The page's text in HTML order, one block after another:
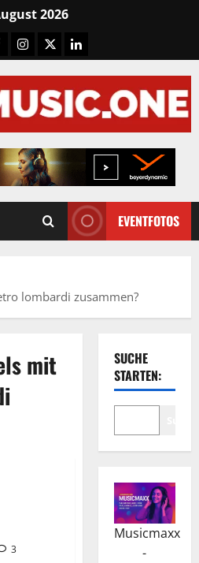
2026
Instagram
X LinkedIN
EVENTFOTOS
lombardi zusammen?
mit
3
SUCHE
STARTEN:
Musicmaxx
-